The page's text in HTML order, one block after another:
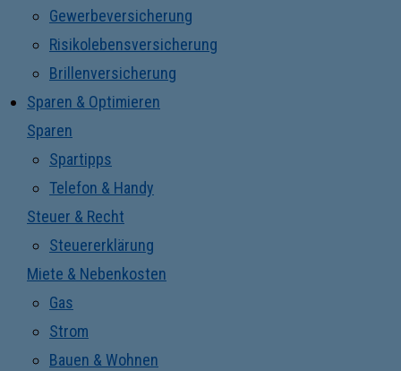
Gewerbeversicherung
Risikolebensversicherung
Brillenversicherung
Sparen & Optimieren
Sparen
Spartipps
Telefon & Handy
Steuer & Recht
Steuererklärung
Miete & Nebenkosten
Gas
Strom
Bauen & Wohnen